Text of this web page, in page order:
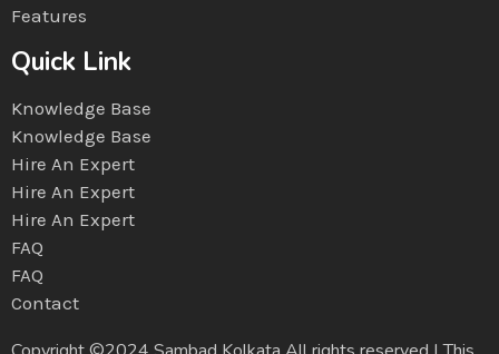
Features
Quick Link
Knowledge Base
Knowledge Base
Hire An Expert
Hire An Expert
Hire An Expert
FAQ
FAQ
Contact